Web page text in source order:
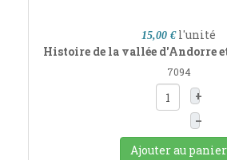
15,00 € l'unité
Histoire de la vallée d'Andorre
7094
+
–
Ajouter au panier